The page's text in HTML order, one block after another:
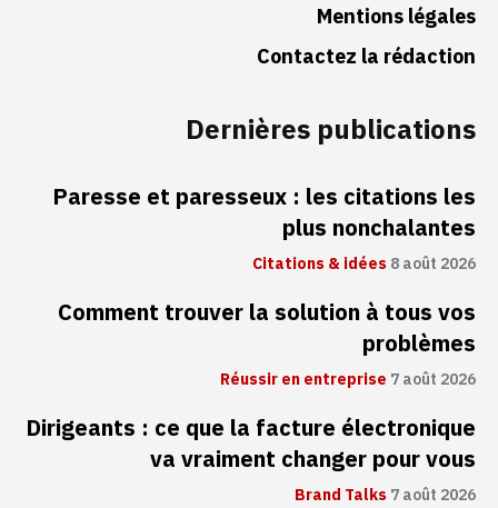
Mentions légales
Contactez la rédaction
Dernières publications
Paresse et paresseux : les citations les
plus nonchalantes
Citations & idées8 août 2026
Comment trouver la solution à tous vos
problèmes
Réussir en entreprise 7 août 2026
Dirigeants : ce que la facture électronique
va vraiment changer pour vous
Brand Talks7 août 2026